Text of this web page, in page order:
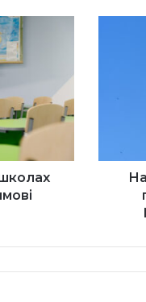
на
Майдані